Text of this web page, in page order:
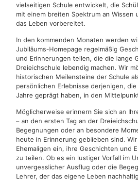
vielseitigen Schule entwickelt, die
mit einem breiten Spektrum an Wissen
das Leben vorbereitet.
In den kommenden Monaten werden
Jubiläums-Homepage regelmäßig
und Erinnerungen teilen, die die lange
Dreieichschule lebendig machen. Wir
historischen Meilensteine der Schule
persönlichen Erlebnisse derjenigen,
Jahre geprägt haben, in den
Möglicherweise erinnern Sie sich an
– an den ersten Tag an der
Begegnungen oder an besondere
heute in Erinnerung geblieben sind. Wir
Ehemaligen ein, ihre Geschichten und
zu teilen. Ob es ein lustiger Vorfall im
unvergesslicher Ausflug oder die
Lehrer, der das eigene Leben